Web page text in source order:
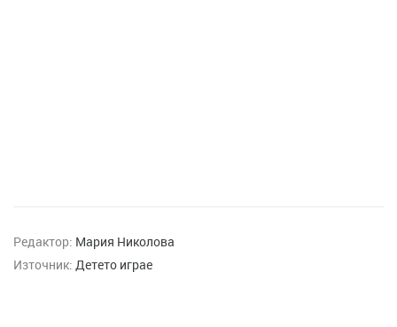
Редактор: Мария Николова
Източник: Детето играе